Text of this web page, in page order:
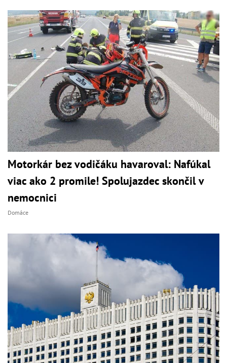
Motorkár bez vodičáku havaroval: Nafúkal
viac ako 2 promile! Spolujazdec skončil v
nemocnici
Domáce